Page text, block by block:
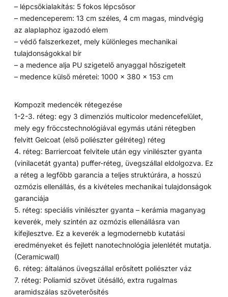
– lépcsőkialakítás: 5 fokos lépcsősor
– medenceperem: 13 cm széles, 4 cm magas, mindvégig
az alaplaphoz igazodó elem
– védő falszerkezet, mely különleges mechanikai
tulajdonságokkal bír
– a medence alja PU szigetelő anyaggal hőszigetelt
– medence külső méretei: 1000 x 380 x 153 cm
Kompozit medencék rétegezése
1-2-3. réteg: egy 3 dimenziós multicolor medencefelület,
mely egy fröccstechnológiával egymás utáni rétegben
felvitt Gelcoat (első poliészter gélréteg) réteg
4. réteg: Barriercoat felvitele után egy vinilészter gyanta
(vinilacetát gyanta) puffer-réteg, üvegszállal eldolgozva. Ez
a réteg a legfőbb garancia a teljes struktúrára, a hosszú
ozmózis ellenállás, és a kivételes mechanikai tulajdonságok
garanciája
5. réteg: speciális vinilészter gyanta – kerámia maganyag
keverék, mely szintén az ozmózis ellenállásra van
kifejlesztve. Ez a keverék a legmodernebb kutatási
eredményeket és fejlett nanotechnológia jelenlétét mutatja.
(Ceramicwall)
6. réteg: általános üvegszállal erősített poliészter váz
7. réteg: Poliamid szövet ütésálló, extra rugalmas
aramidszálas szöveterősítés